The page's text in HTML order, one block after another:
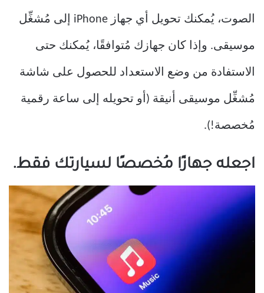
الصوت، يُمكنك تحويل أي جهاز iPhone إلى مُشغِّل
موسيقى. وإذا كان جهازك مُتوافقًا، يُمكنك حتى
الاستفادة من وضع الاستعداد للحصول على شاشة
مُشغِّل موسيقى أنيقة (أو تحويله إلى ساعة رقمية
مُخصصة!).
اجعله جهازًا مُخصصًا لسيارتك فقط.